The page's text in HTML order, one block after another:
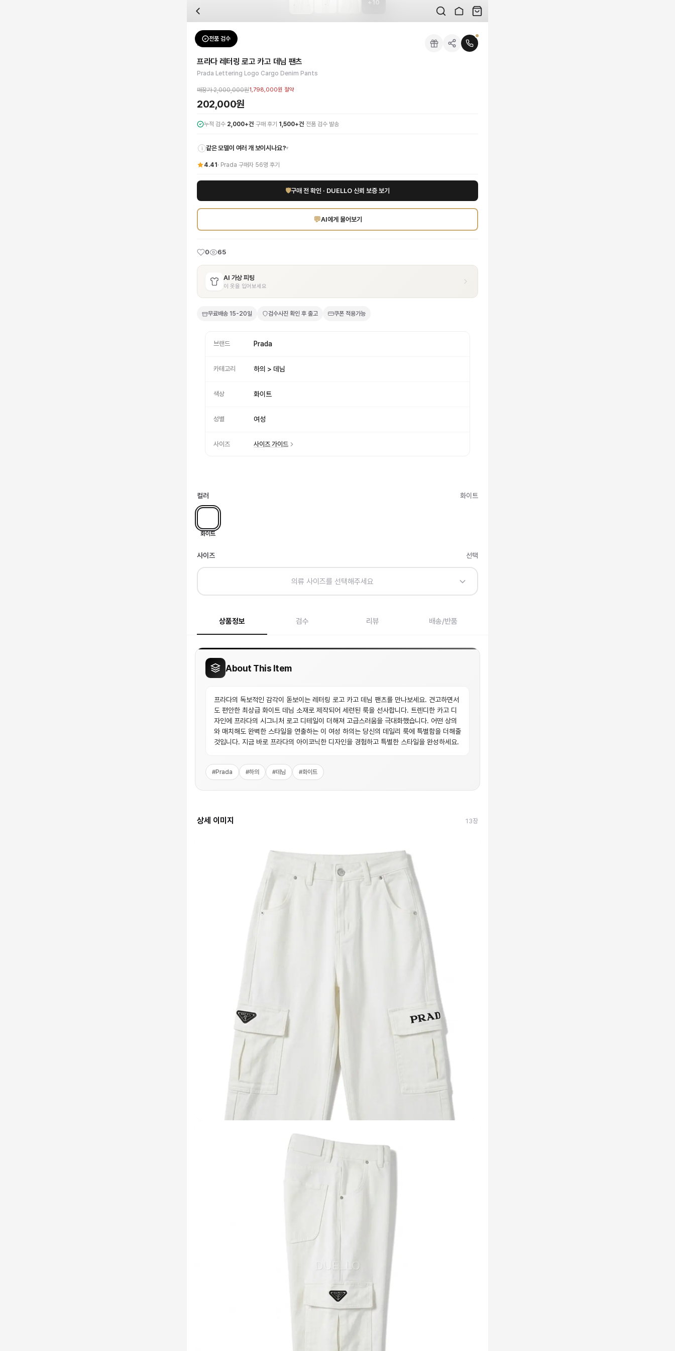
전문 스태프가 실물 상품을 직접 확인한 후 검수 사진을 제공합니다. 가죽 재질, 로고 각인, 스티치 간격, 하드웨어 색상, 내부 마감을 확인하며, 상품당 평균 4~8장의 검수 사진을 받아보실 수 있습니다.
수령 후 7일 이내 신청하시면 상품 하자, 사이즈 불일치, 고객 변심 모두 교환·반품이 가능합니다. 고객 변심 시 반품 배송비는 고객 부담이며, 상품 하자 시에는 무료입니다.
네, 쿠폰과 적립금을 결제 시 함께 사용하실 수 있습니다. 적립금은 1,000원 이상부터 사용 가능합니다.
상품 상세의 사이즈 정보를 참고해 선택하시고, 사이즈 선택이 어려우시면 카카오톡 1:1 상담으로 체형에 맞는 사이즈를 안내받으실 수 있습니다.
프라다의 독보적인 감각이 돋보이는 레터링 로고 카고 데님 팬츠를 만나보세요. 견고하면서도 편안한 최상급 화이트 데님 소재로 제작되어 세련된 룩을 선사합니다. 트렌디한 카고 디자인에 프라다의 시그니처 로고 디테일이 더해져 고급스러움을
을 DUELLO에서 만나보세요. 고퀄리티 하이엔드 인증 상품. 무료배송.
10
전품 검수
Prada데님
프라다 레터링 로고 카고 데님 팬츠
Prada Lettering Logo Cargo Denim Pants
매장가2,000,000원1,798,000원 절약
202,000원
누적 검수 2,000+건·구매 후기 1,500+건· 전품 검수 발송
i 같은 모델이 여러 개 보이시나요?▾
4.41 · Prada 구매자 56명 후기
🛡구매 전 확인 · DUELLO 신뢰 보증 보기
💬AI에게 물어보기
0 65
AI 가상 피팅
이 옷을 입어보세요
무료배송 15-20일 검수사진 확인 후 출고 쿠폰 적용가능
브랜드 Prada
카테고리 하의 > 데님
색상 화이트
성별 여성
사이즈 사이즈 가이드
컬러 화이트
화이트
사이즈 선택
의류 사이즈를 선택해주세요
상품정보 검수 리뷰 배송/반품
About This Item
프라다의 독보적인 감각이 돋보이는 레터링 로고 카고 데님 팬츠를 만나보세요. 견고하면서
도 편안한 최상급 화이트 데님 소재로 제작되어 세련된 룩을 선사합니다. 트렌디한 카고 디
자인에 프라다의 시그니처 로고 디테일이 더해져 고급스러움을 극대화했습니다. 어떤 상의
와 매치해도 완벽한 스타일을 연출하는 이 여성 하의는 당신의 데일리 룩에 특별함을 더해줄
것입니다. 지금 바로 프라다의 아이코닉한 디자인을 경험하고 특별한 스타일을 완성하세요.
#Prada #하의 #데님 #화이트
상세 이미지 13장